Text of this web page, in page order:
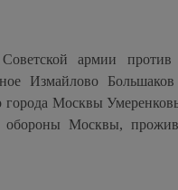
армии против
Измайлово
города Москвы
обороны Москвы,